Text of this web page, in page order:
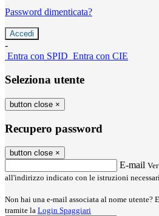
Password dimenticata?
-
Entra con SPID Entra con CIE
Seleziona utente
button close ×
Recupero password
button close ×
E-mail
all'indirizzo indicato con le istruzioni
Non hai una e-mail associata al nome utente?
tramite la Login Spaggiari